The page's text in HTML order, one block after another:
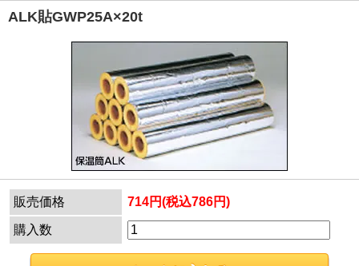
ALK貼GWP25A×20t
販売価格 714円(税込786円)
購入数